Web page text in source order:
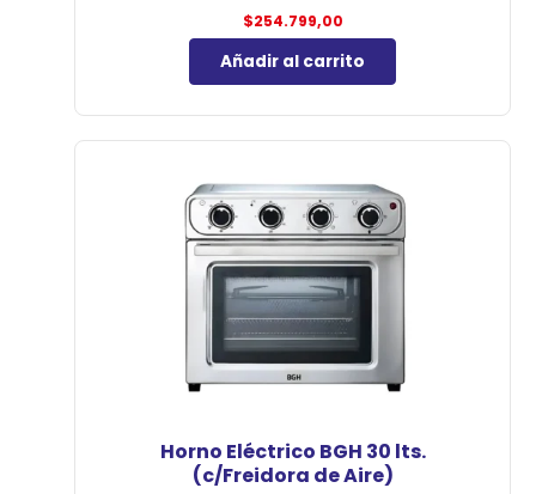
$254.799,00
Añadir al carrito
Horno Eléctrico BGH 30 lts.
(c/Freidora de Aire)